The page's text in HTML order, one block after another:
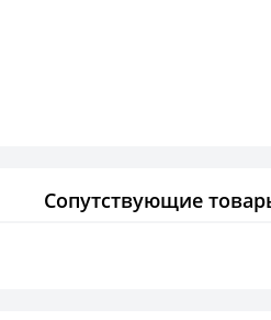
Сопутствующие